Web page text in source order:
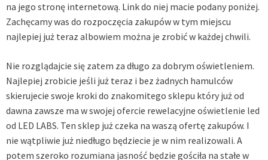
na jego stronę internetową. Link do niej macie podany poniżej.
Zachęcamy was do rozpoczęcia zakupów w tym miejscu
najlepiej już teraz albowiem można je zrobić w każdej chwili.
Nie rozglądajcie się zatem za długo za dobrym oświetleniem.
Najlepiej zrobicie jeśli już teraz i bez żadnych hamulców
skierujecie swoje kroki do znakomitego sklepu który już od
dawna zawsze ma w swojej ofercie rewelacyjne oświetlenie led
od LED LABS. Ten sklep już czeka na waszą ofertę zakupów. I
nie wątpliwie już niedługo będziecie je w nim realizowali. A
potem szeroko rozumiana jasność będzie gościła na stałe w